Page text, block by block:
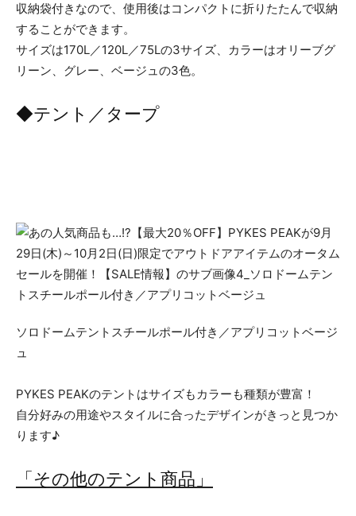
収納袋付きなので、使用後はコンパクトに折りたたんで収納
することができます。
サイズは170L／120L／75Lの3サイズ、カラーはオリーブグ
リーン、グレー、ベージュの3色。
◆テント／タープ
ソロドームテントスチールポール付き／アプリコットベージ
ュ
PYKES PEAKのテントはサイズもカラーも種類が豊富！
自分好みの用途やスタイルに合ったデザインがきっと見つか
ります♪
「その他のテント商品」